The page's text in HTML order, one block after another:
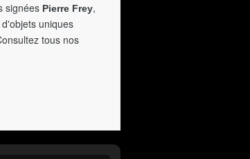
signées Pierre Frey,
uniques
tous nos